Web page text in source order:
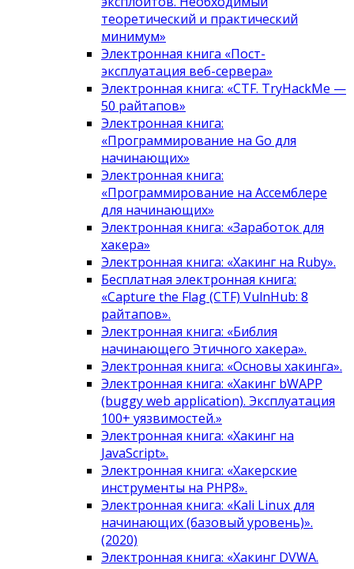
теоретический и практический
минимум»
Электронная книга «Пост-
эксплуатация веб-сервера»
Электронная книга: «CTF. TryHackMe —
50 райтапов»
Электронная книга:
«Программирование на Go для
начинающих»
Электронная книга:
«Программирование на Ассемблере
для начинающих»
Электронная книга: «Заработок для
хакера»
Электронная книга: «Хакинг на Ruby».
Бесплатная электронная книга:
«Capture the Flag (CTF) VulnHub: 8
райтапов».
Электронная книга: «Библия
начинающего Этичного хакера».
Электронная книга: «Основы хакинга».
Электронная книга: «Хакинг bWAPP
(buggy web application). Эксплуатация
100+ уязвимостей.»
Электронная книга: «Хакинг на
JavaScript».
Электронная книга: «Хакерские
инструменты на PHP8».
Электронная книга: «Kali Linux для
начинающих (базовый уровень)».
(2020)
Электронная книга: «Хакинг DVWA.